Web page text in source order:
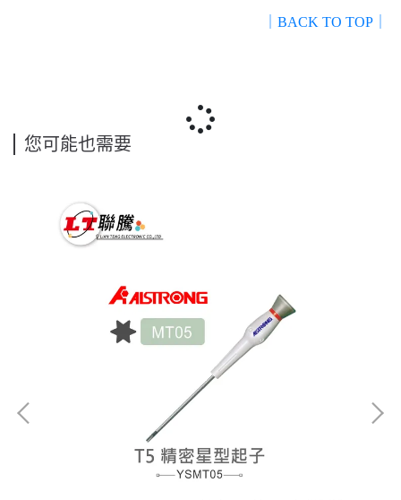
｜BACK TO TOP｜
您可能也需要